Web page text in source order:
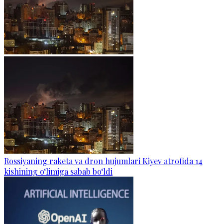
Rossiyaning raketa va dron hujumlari Kiyev atrofida 14
kishining o‘limiga sabab bo‘ldi